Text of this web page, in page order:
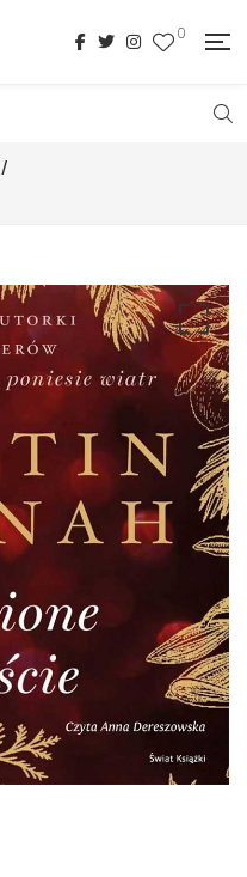
0
/